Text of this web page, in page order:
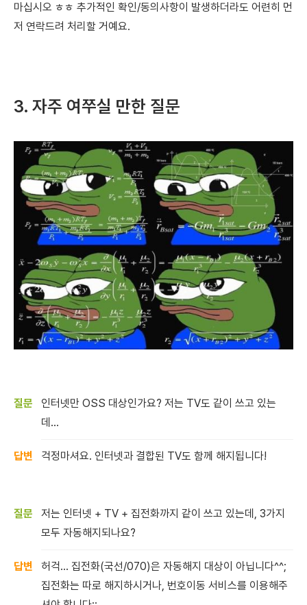
마십시오 ㅎㅎ 추가적인 확인/동의사항이 발생하더라도 어련히 먼
저 연락드려 처리할 거예요.
3. 자주 여쭈실 만한 질문
인터넷만 OSS 대상인가요? 저는 TV도 같이 쓰고 있는
데...
걱정마셔요. 인터넷과 결합된 TV도 함께 해지됩니다!
저는 인터넷 + TV + 집전화까지 같이 쓰고 있는데, 3가지
모두 자동해지되나요?
허걱... 집전화(국선/070)은 자동해지 대상이 아닙니다^^;
집전화는 따로 해지하시거나, 번호이동 서비스를 이용해주